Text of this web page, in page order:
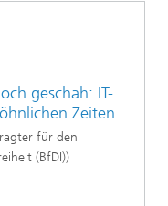
geschah: IT-
Zeiten
für den
(BfDI))